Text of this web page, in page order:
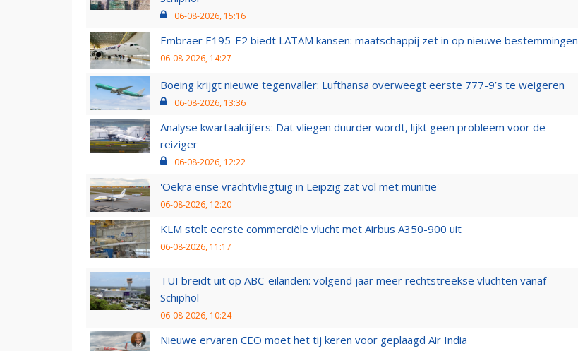
06-08-2026, 15:16
Embraer E195-E2 biedt LATAM kansen: maatschappij zet in op nieuwe bestemmingen
06-08-2026, 14:27
Boeing krijgt nieuwe tegenvaller: Lufthansa overweegt eerste 777-9’s te weigeren
06-08-2026, 13:36
Analyse kwartaalcijfers: Dat vliegen duurder wordt, lijkt geen probleem voor de
reiziger
06-08-2026, 12:22
'Oekraïense vrachtvliegtuig in Leipzig zat vol met munitie'
06-08-2026, 12:20
KLM stelt eerste commerciële vlucht met Airbus A350-900 uit
06-08-2026, 11:17
TUI breidt uit op ABC-eilanden: volgend jaar meer rechtstreekse vluchten vanaf
Schiphol
06-08-2026, 10:24
Nieuwe ervaren CEO moet het tij keren voor geplaagd Air India